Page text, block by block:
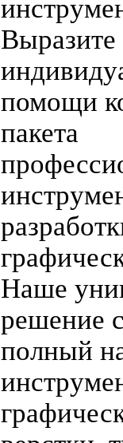
помощи
пакета
Наше
решение
полный